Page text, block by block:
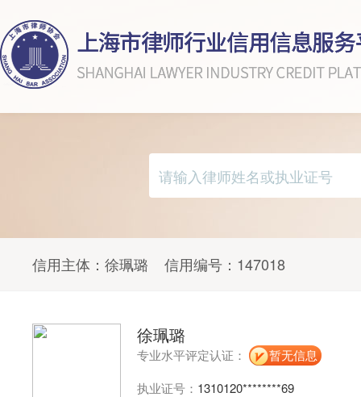
信用主体： 徐珮璐 信用编号： 147018
徐珮璐
专业水平评定认证：
暂无信息
执业证号： 1310120********69